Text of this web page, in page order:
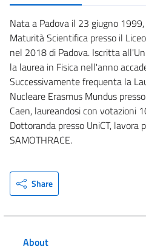
Nata a Padova il 23 giugno
Maturità Scientifica presso il
nel 2018 di Padova. Iscritta
la laurea in Fisica nell'anno
Successivamente frequenta la
Nucleare Erasmus Mundus
Caen, laureandosi con votazioni
Dottoranda presso UniCT, lavora
SAMOTHRACE.
Share
About